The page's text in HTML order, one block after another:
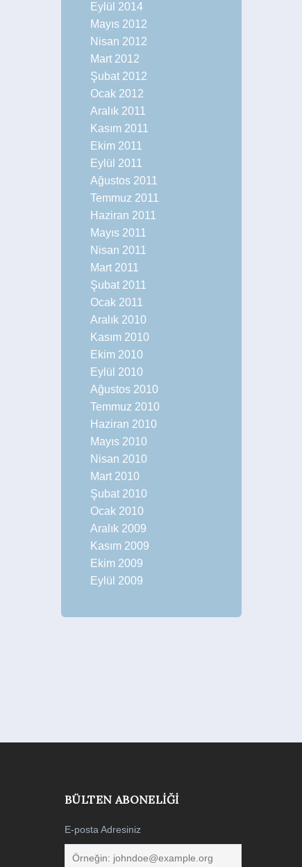
Eylül 2014
Mayıs 2012
Nisan 2012
Mart 2012
Şubat 2012
Ocak 2012
Aralık 2011
Kasım 2011
Ekim 2011
Eylül 2011
Ağustos 2011
Temmuz 2011
Haziran 2011
Mayıs 2011
Nisan 2011
Mart 2011
Şubat 2011
Ocak 2011
Aralık 2010
Kasım 2010
Ekim 2010
Eylül 2010
Ağustos 2010
Temmuz 2010
Haziran 2010
Mayıs 2010
Nisan 2010
Mart 2010
Şubat 2010
Ocak 2010
Aralık 2009
Kasım 2009
Ekim 2009
Eylül 2009
BÜLTEN ABONELIĞI
E-posta Adresiniz